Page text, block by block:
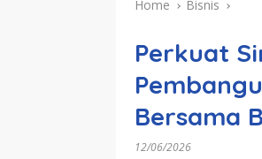
Home Bisnis
Perkuat
Bersama
12/06/2026